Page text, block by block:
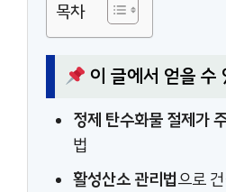
목차
이 글에서 얻을 수
정제 탄수화물 절제가
법
활성산소 관리법으로